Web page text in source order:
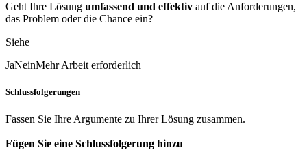
Geht Ihre Lösung umfassend und effektiv auf die Anforderungen,
das Problem oder die Chance ein?
Siehe
JaNeinMehr Arbeit erforderlich
Schlussfolgerungen
Fassen Sie Ihre Argumente zu Ihrer Lösung zusammen.
Fügen Sie eine Schlussfolgerung hinzu